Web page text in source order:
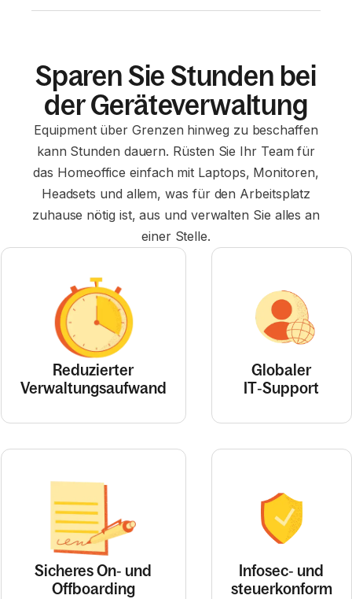
Sparen Sie Stunden bei
der Geräteverwaltung
Equipment über Grenzen hinweg zu beschaffen
kann Stunden dauern. Rüsten Sie Ihr Team für
das Homeoffice einfach mit Laptops, Monitoren,
Headsets und allem, was für den Arbeitsplatz
zuhause nötig ist, aus und verwalten Sie alles an
einer Stelle.
Reduzierter
Verwaltungsaufwand
Globaler
IT‑Support
Sicheres On‑ und
Offboarding
Infosec‑ und
steuerkonform